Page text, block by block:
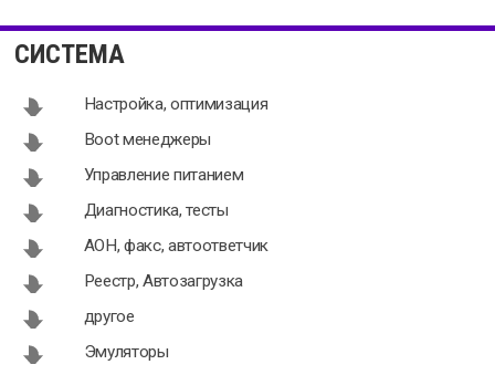
3.4.1
xStorage
KseroLite 1.0
СИСТЕМА
Настройка, оптимизация
Boot менеджеры
Управление питанием
Диагностика, тесты
АОН, факс, автоответчик
Реестр, Автозагрузка
другое
Эмуляторы